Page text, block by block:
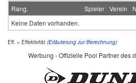
Rang. Spieler Verein
Keine Daten vorhanden.
Eff. = Effektivität (Erläuterung zur Berechnung)
Werbung - Offizielle Pool Partner des